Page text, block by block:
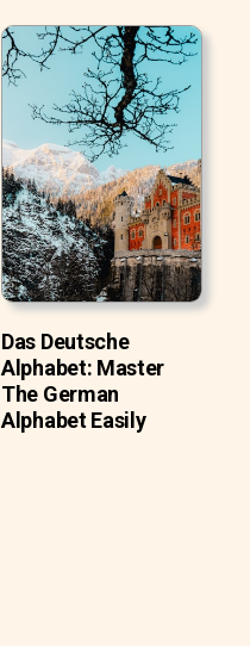
Das Deutsche
Alphabet: Master
The German
Alphabet Easily